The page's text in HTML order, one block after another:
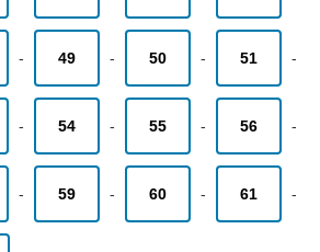
- 49 - 50 - 51 -
- 54 - 55 - 56 -
- 59 - 60 - 61 -